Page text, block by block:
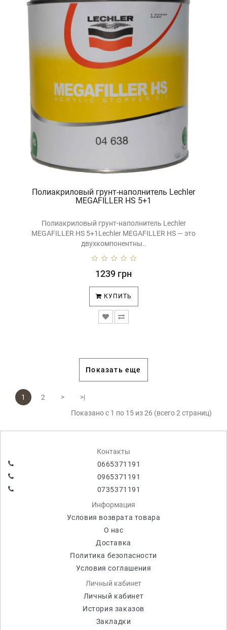
Полиакриловый грунт-наполнитель Lechler
MEGAFILLER HS 5+1
Полиакриловый грунт-наполнитель Lechler
MEGAFILLER HS 5+1Lechler MEGAFILLER HS — это
двухкомпонентны..
1239 грн
КУПИТЬ
Показать еще
1 2 >
>|
Показано с 1 по 15 из 26 (всего 2 страниц)
Контакты
0665371191
0965371191
0735371191
Информация
Условия возврата товара
О нас
Доставка
Политика безопасности
Условия соглашения
Личный кабинет
Личный кабинет
История заказов
Закладки